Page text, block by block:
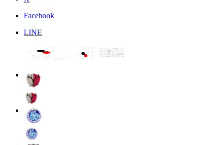
Facebook
LINE